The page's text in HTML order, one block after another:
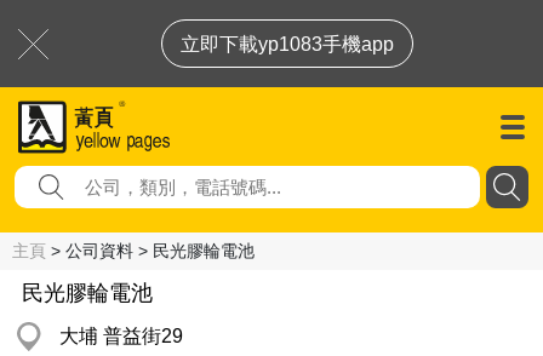
立即下載yp1083手機app
主頁 > 公司資料 > 民光膠輪電池
民光膠輪電池
大埔 普益街29